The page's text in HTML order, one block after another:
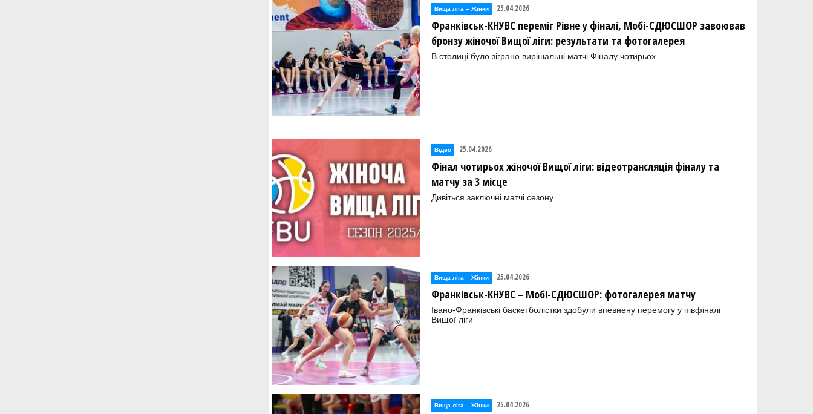
Вища лiга – Жiнки 25.04.2026
Франківськ-КНУВС переміг Рівне у фіналі, Мобі-СДЮСШОР завоював
бронзу жіночої Вищої ліги: результати та фотогалерея
В столиці було зіграно вирішальні матчі Фіналу чотирьох
Відео 25.04.2026
Фінал чотирьох жіночої Вищої ліги: відеотрансляція фіналу та
матчу за 3 місце
Дивіться заключні матчі сезону
Вища лiга – Жiнки 25.04.2026
Франківськ-КНУВС – Мобі-СДЮСШОР: фотогалерея матчу
Івано-Франківські баскетболістки здобули впевнену перемогу у півфіналі
Вищої ліги
Вища лiга – Жiнки 25.04.2026